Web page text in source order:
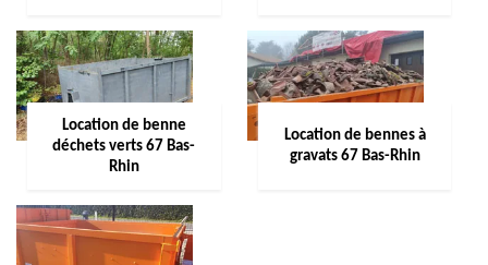
Location de benne
déchets verts 67 Bas-
Rhin
Location de bennes à
gravats 67 Bas-Rhin